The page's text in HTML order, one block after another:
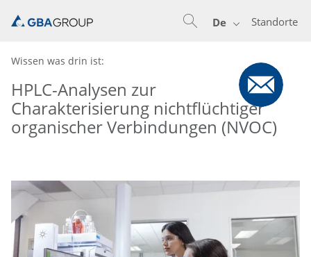
Standorte
De
Wissen was drin ist:
HPLC-Analysen zur
Charakterisierung nichtflüchtiger
organischer Verbindungen (NVOC)